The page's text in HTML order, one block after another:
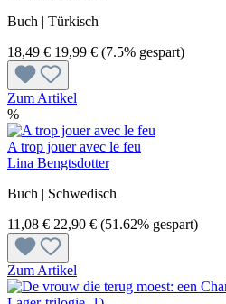
Buch | Türkisch
18,49 € 19,99 € (7.5% gespart)
Zum Artikel
%
A trop jouer avec le feu
Lina Bengtsdotter
Buch | Schwedisch
11,08 € 22,90 € (51.62% gespart)
Zum Artikel